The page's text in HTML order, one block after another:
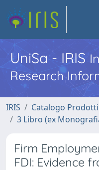
UniSa - IRIS
Research
IRIS
Catalogo
3 Libro (ex
Firm
FDI: Evidence